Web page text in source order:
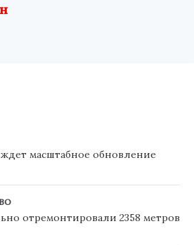
масштабное обновление
отремонтировали 2358 метров